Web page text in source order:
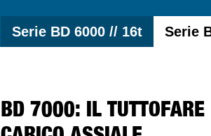
Serie BD 6000 // 16t Serie
BD 7000: IL